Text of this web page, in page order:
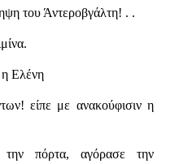
του Άντεροβγάλτη! . .
Ελένη
είπε με ανακούφισιν η
πόρτα, αγόρασε την